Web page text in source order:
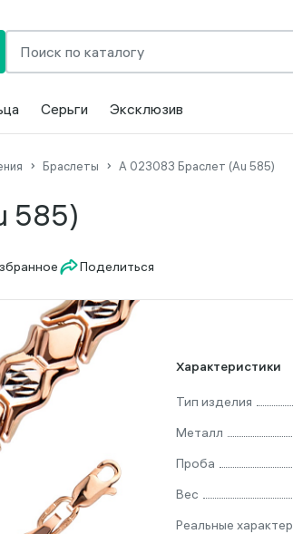
Серьги Эксклюзив
Браслеты А 023083 Браслет (Au 585)
585)
Поделиться
Характеристики
Тип изделия
Металл
Проба
Вес
Реальные